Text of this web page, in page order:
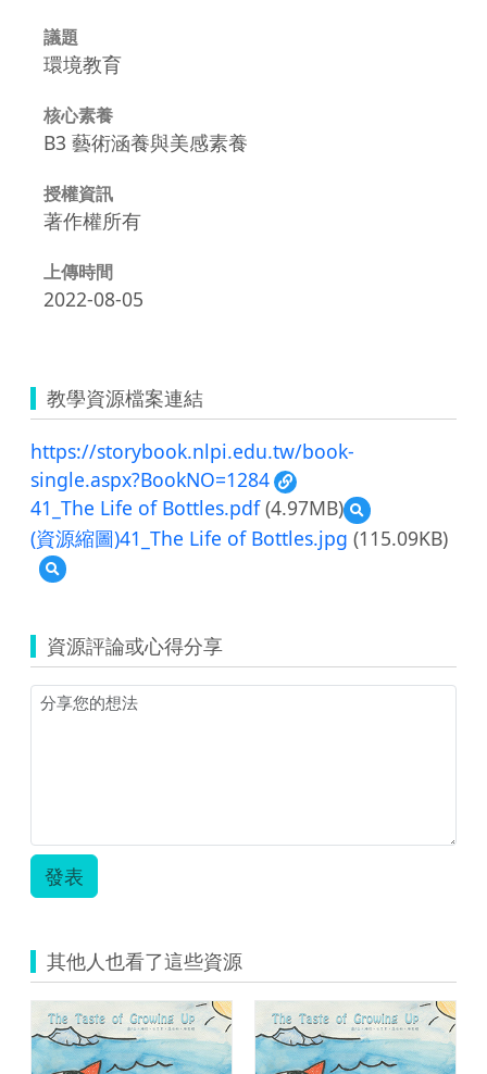
議題
環境教育
核心素養
B3 藝術涵養與美感素養
授權資訊
著作權所有
上傳時間
2022-08-05
教學資源檔案連結
https://storybook.nlpi.edu.tw/book-
single.aspx?BookNO=1284
41_The Life of Bottles.pdf(4.97MB)
預
覽
41_The
(資源縮圖)41_The Life of Bottles.jpg (115.09KB)
預
覽
縮
圖)41_The
Life
of
資源評論或心得分享
發表
其他人也看了這些資源